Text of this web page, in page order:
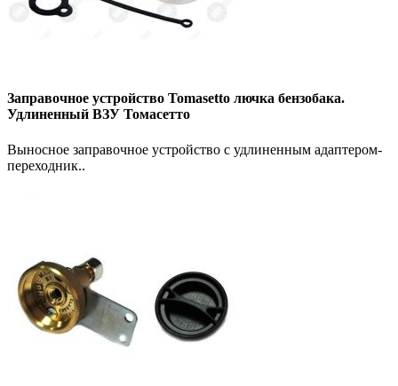
Заправочное устройство Tomasetto лючка бензобака.
Удлиненный ВЗУ Томасетто
Выносное заправочное устройство с удлиненным адаптером-
переходник..